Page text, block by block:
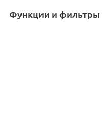
Функции и фильтры